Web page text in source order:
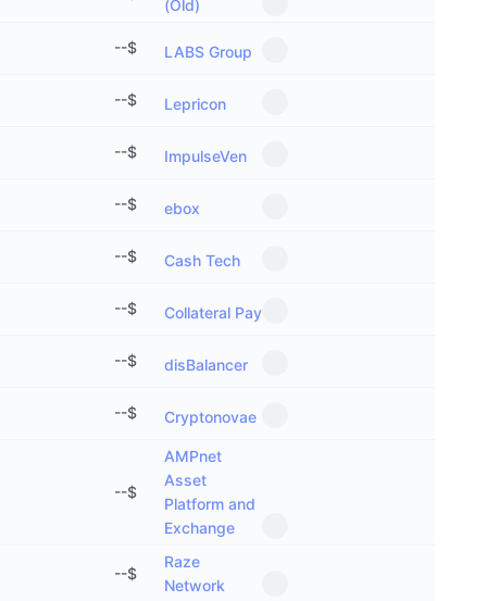
(Old)
LABS Group
$
--
Lepricon
$
--
ImpulseVen
$
--
ebox
$
--
Cash Tech
$
--
Collateral Pay
$
--
disBalancer
$
--
Cryptonovae
$
--
AMPnet
Asset
Platform and
Exchange
$
--
Raze
Network
$
--